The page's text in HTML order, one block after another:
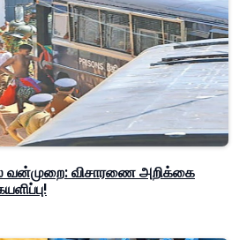
வன்முறை: விசாரணை அறிக்கை